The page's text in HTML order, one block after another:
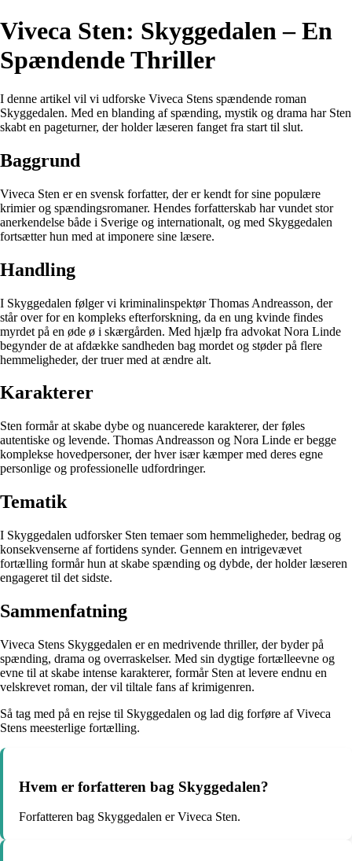
Viveca Sten: Skyggedalen – En
Spændende Thriller
I denne artikel vil vi udforske Viveca Stens spændende roman
Skyggedalen. Med en blanding af spænding, mystik og drama har Sten
skabt en pageturner, der holder læseren fanget fra start til slut.
Baggrund
Viveca Sten er en svensk forfatter, der er kendt for sine populære
krimier og spændingsromaner. Hendes forfatterskab har vundet stor
anerkendelse både i Sverige og internationalt, og med Skyggedalen
fortsætter hun med at imponere sine læsere.
Handling
I Skyggedalen følger vi kriminalinspektør Thomas Andreasson, der
står over for en kompleks efterforskning, da en ung kvinde findes
myrdet på en øde ø i skærgården. Med hjælp fra advokat Nora Linde
begynder de at afdække sandheden bag mordet og støder på flere
hemmeligheder, der truer med at ændre alt.
Karakterer
Sten formår at skabe dybe og nuancerede karakterer, der føles
autentiske og levende. Thomas Andreasson og Nora Linde er begge
komplekse hovedpersoner, der hver især kæmper med deres egne
personlige og professionelle udfordringer.
Tematik
I Skyggedalen udforsker Sten temaer som hemmeligheder, bedrag og
konsekvenserne af fortidens synder. Gennem en intrigevævet
fortælling formår hun at skabe spænding og dybde, der holder læseren
engageret til det sidste.
Sammenfatning
Viveca Stens Skyggedalen er en medrivende thriller, der byder på
spænding, drama og overraskelser. Med sin dygtige fortælleevne og
evne til at skabe intense karakterer, formår Sten at levere endnu en
velskrevet roman, der vil tiltale fans af krimigenren.
Så tag med på en rejse til Skyggedalen og lad dig forføre af Viveca
Stens meesterlige fortælling.
Hvem er forfatteren bag Skyggedalen?
Forfatteren bag Skyggedalen er Viveca Sten.